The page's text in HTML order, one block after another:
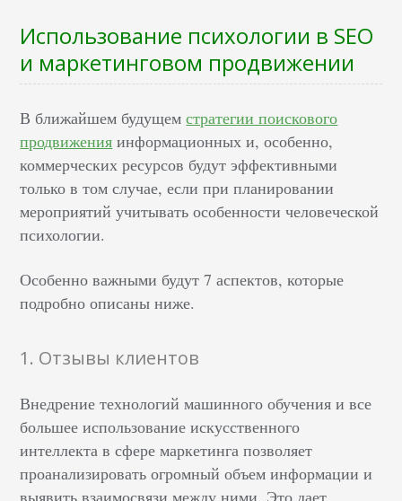
Использование психологии в SEO
и маркетинговом продвижении
В ближайшем будущемстратегии поискового
продвижения информационных и, особенно,
коммерческих ресурсов будут эффективными
только в том случае, если при планировании
мероприятий учитывать особенности человеческой
психологии.
Особенно важными будут 7 аспектов, которые
подробно описаны ниже.
1. Отзывы клиентов
Внедрение технологий машинного обучения и все
большее использование искусственного
интеллекта в сфере маркетинга позволяет
проанализировать огромный объем информации и
выявить взаимосвязи между ними. Это дает